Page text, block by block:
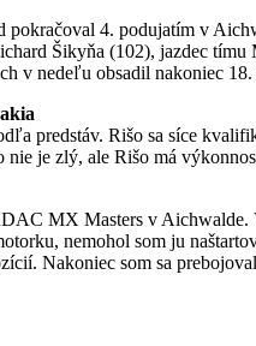
4. podujatím v
Šikyňa (102), jazdec
v nedeľu obsadil nakoniec
predstáv. Rišo sa síce
je zlý, ale Rišo má
MX Masters v
nemohol som ju
Nakoniec som sa